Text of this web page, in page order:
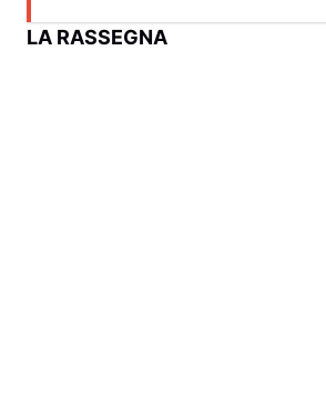
LA RASSEGNA